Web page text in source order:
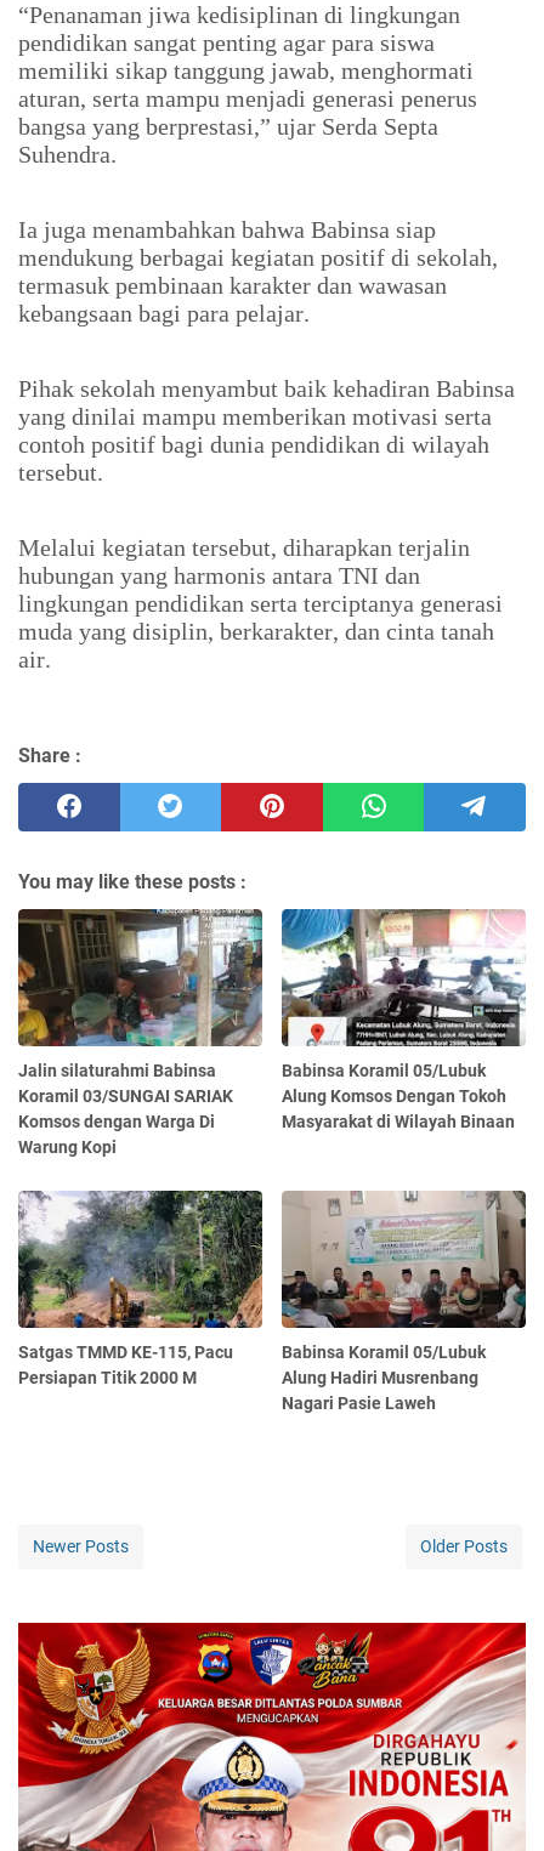
“Penanaman jiwa kedisiplinan di lingkungan
pendidikan sangat penting agar para siswa
memiliki sikap tanggung jawab, menghormati
aturan, serta mampu menjadi generasi penerus
bangsa yang berprestasi,” ujar Serda Septa
Suhendra.
Ia juga menambahkan bahwa Babinsa siap
mendukung berbagai kegiatan positif di sekolah,
termasuk pembinaan karakter dan wawasan
kebangsaan bagi para pelajar.
Pihak sekolah menyambut baik kehadiran Babinsa
yang dinilai mampu memberikan motivasi serta
contoh positif bagi dunia pendidikan di wilayah
tersebut.
Melalui kegiatan tersebut, diharapkan terjalin
hubungan yang harmonis antara TNI dan
lingkungan pendidikan serta terciptanya generasi
muda yang disiplin, berkarakter, dan cinta tanah
air.
Share :
You may like these posts :
Jalin silaturahmi Babinsa
Koramil 03/SUNGAI SARIAK
Komsos dengan Warga Di
Warung Kopi
Babinsa Koramil 05/Lubuk
Alung Komsos Dengan Tokoh
Masyarakat di Wilayah Binaan
Satgas TMMD KE-115, Pacu
Persiapan Titik 2000 M
Babinsa Koramil 05/Lubuk
Alung Hadiri Musrenbang
Nagari Pasie Laweh
Newer Posts Older Posts